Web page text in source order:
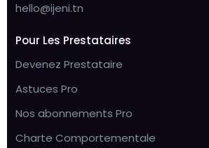
hello@ijeni.tn
Pour Les Prestataires
Devenez Prestataire
Astuces Pro
Nos abonnements Pro
Charte Comportementale